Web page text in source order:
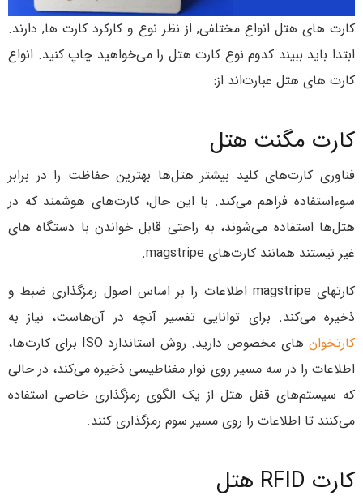
کارت های هتل انواع مختلفی, از نظر نوع و کارکرد کارت ها, دارند.
ابتدا باید ببیند کدوم نوع کارت هتل را می‌خواهید چاپ کنید. انواع
کارت های هتل عبارت‌اند از:
کارت مگنت هتل
فناوری کارت‌های کلید بیشتر هتل‌ها بهترین حفاظت را در برابر
سوءاستفاده فراهم می‌کند. با این حال، کارت‌های هوشمند که در
هتل‌ها استفاده می‌شوند، به راحتی قابل خواندن با دستگاه های
غیر نیستند همانند کارت‌های magstripe.
کارتهای magstripe اطلاعات را بر اساس اصول رمزگذاری ضبط و
ذخیره می‌کند. برای توانایی تفسیر آنچه در آن‌هاست، نیاز به
کارتخوان
های مخصوص دارید. روش استاندارد ISO برای کارت‌ها،
اطلاعات را در سه مسیر روی نوار مغناطیسی ذخیره می‌کند، در حالی
که سیستم‌های قفل هتل از یک الگوی رمزگذاری خاصی استفاده
می‌کنند تا اطلاعات را روی مسیر سوم رمزگذاری کنند.
کارت RFID هتل